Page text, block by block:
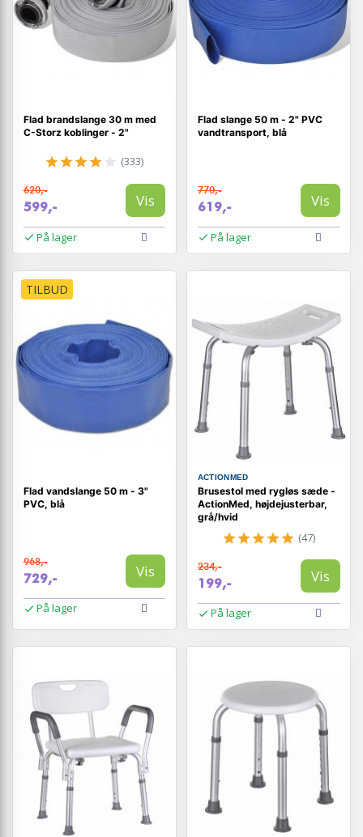
Flad brandslange 30 m med
C-Storz koblinger - 2"
(333)
620,-
599,- Vis
På lager
Flad slange 50 m - 2" PVC
vandtransport, blå
770,-
619,- Vis
På lager
TILBUD
Flad vandslange 50 m - 3"
PVC, blå
968,-
729,- Vis
På lager
ACTIONMED
Brusestol med rygløs sæde -
ActionMed, højdejusterbar,
grå/hvid
(47)
234,-
199,- Vis
På lager